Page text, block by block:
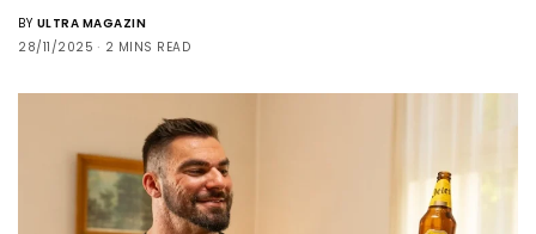
BY ULTRA MAGAZIN
28/11/2025
2 MINS READ